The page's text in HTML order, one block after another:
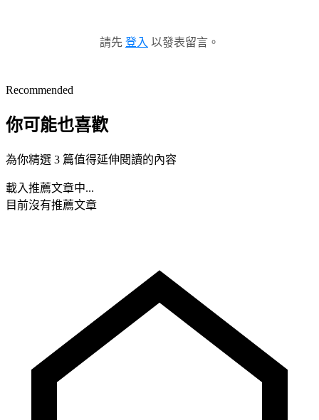
請先 登入 以發表留言。
Recommended
你可能也喜歡
為你精選 3 篇值得延伸閱讀的內容
載入推薦文章中...
目前沒有推薦文章